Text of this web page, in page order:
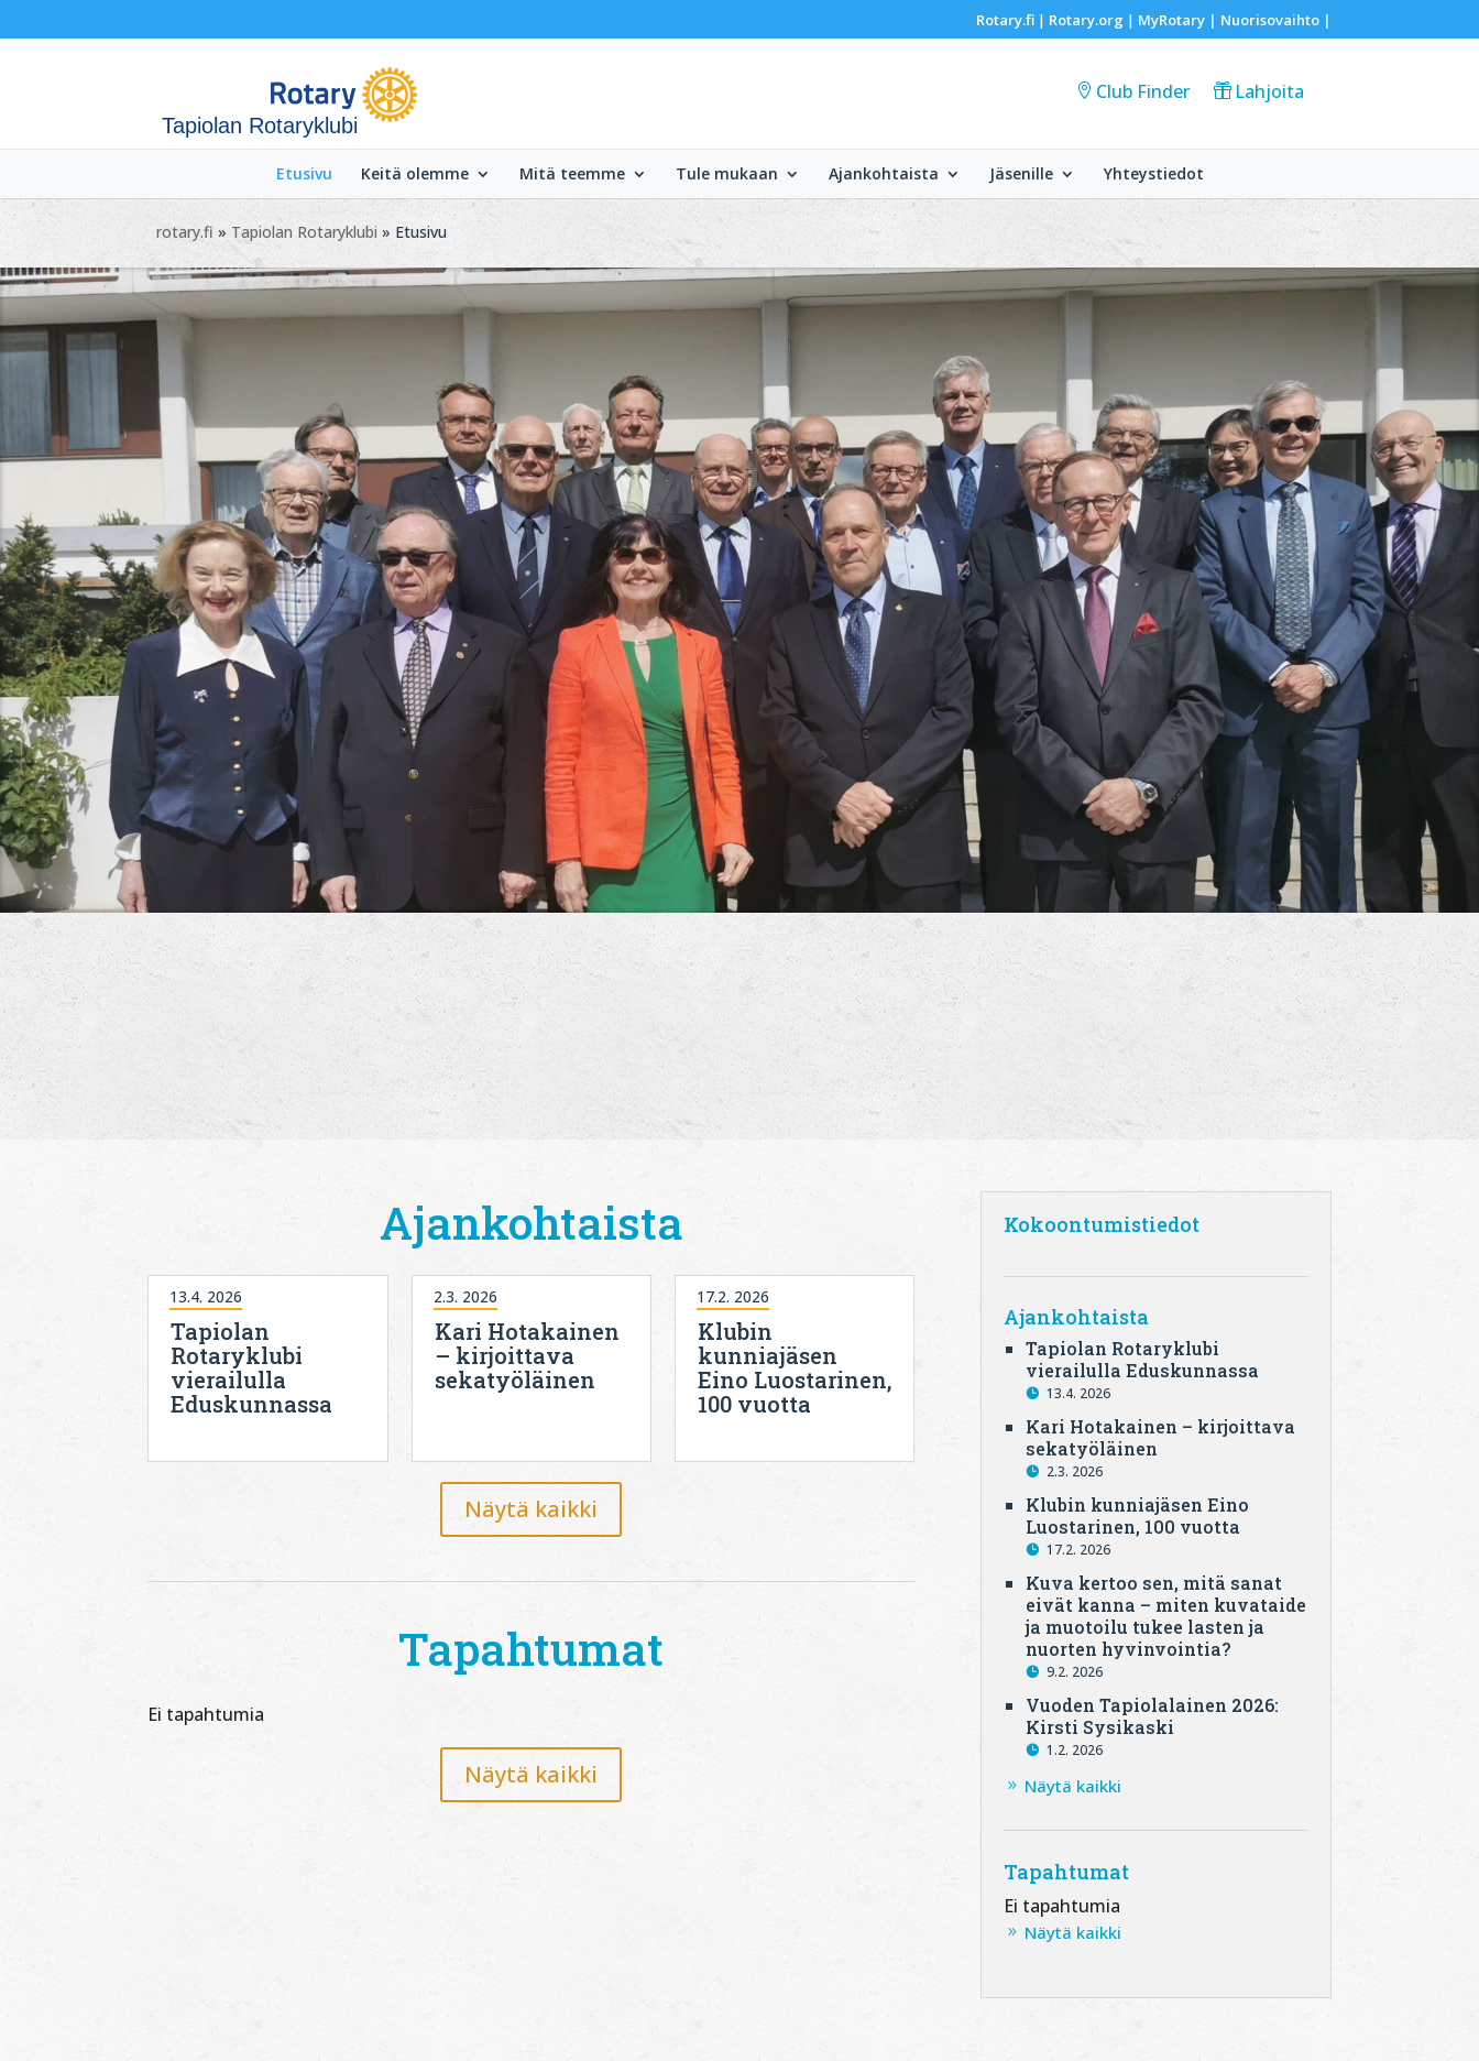
Rotary.fi| Rotary.org | MyRotary | Nuorisovaihto|
Tapiolan Rotaryklubi
Club Finder Lahjoita
Etusivu Keitä olemme Mitä teemme Tule mukaan Ajankohtaista Jäsenille Yhteystiedot
rotary.fi »Tapiolan Rotaryklubi » Etusivu
Ajankohtaista
Tapiolan
Rotaryklubi
vierailulla
Eduskunnassa
13.4. 2026
Kari Hotakainen
– kirjoittava
sekatyöläinen
2.3. 2026
Klubin
kunniajäsen
Eino Luostarinen,
100 vuotta
17.2. 2026
Näytä kaikki
Tapahtumat
Ei tapahtumia
Näytä kaikki
Kokoontumistiedot
Ajankohtaista
Tapiolan Rotaryklubi
vierailulla Eduskunnassa
13.4. 2026
Kari Hotakainen – kirjoittava
sekatyöläinen
2.3. 2026
Klubin kunniajäsen Eino
Luostarinen, 100 vuotta
17.2. 2026
Kuva kertoo sen, mitä sanat
eivät kanna – miten kuvataide
ja muotoilu tukee lasten ja
nuorten hyvinvointia?
9.2. 2026
Vuoden Tapiolalainen 2026:
Kirsti Sysikaski
1.2. 2026
Näytä kaikki
Tapahtumat
Ei tapahtumia
Näytä kaikki